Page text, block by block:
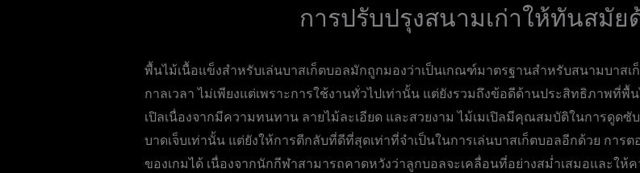
การปรับปรุงสนามเก่าให้ทันสมัย
พื้นไม้เนื้อแข็งสำหรับเล่นบาสเก็ตบอลมักถูกมองว่าเป็นเกณฑ์มาตรฐานสำหรับสนามบาสเ
กาลเวลา ไม่เพียงแต่เพราะการใช้งานทั่วไปเท่านั้น แต่ยังรวมถึงข้อดีด้านประสิทธิภาพที่
เปิลเนื่องจากมีความทนทาน ลายไม้ละเอียด และสวยงาม ไม้เมเปิลมีคุณสมบัติในการดูด
บาดเจ็บเท่านั้น แต่ยังให้การตีกลับที่ดีที่สุดเท่าที่จำเป็นในการเล่นบาสเก็ตบอลอีกด้วย กา
ของเกมได้ เนื่องจากนักกีฬาสามารถคาดหวังว่าลูกบอลจะเคลื่อนที่อย่างสม่ำเสมอและใ